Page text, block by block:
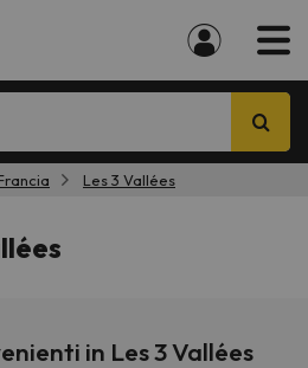
Les 3 Vallées
in Les 3 Vallées